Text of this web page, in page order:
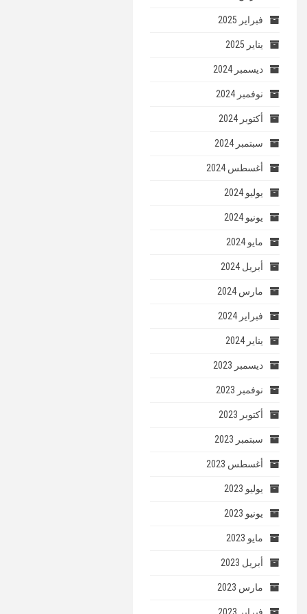
فبراير 2025
يناير 2025
ديسمبر 2024
نوفمبر 2024
أكتوبر 2024
سبتمبر 2024
أغسطس 2024
يوليو 2024
يونيو 2024
مايو 2024
أبريل 2024
مارس 2024
فبراير 2024
يناير 2024
ديسمبر 2023
نوفمبر 2023
أكتوبر 2023
سبتمبر 2023
أغسطس 2023
يوليو 2023
يونيو 2023
مايو 2023
أبريل 2023
مارس 2023